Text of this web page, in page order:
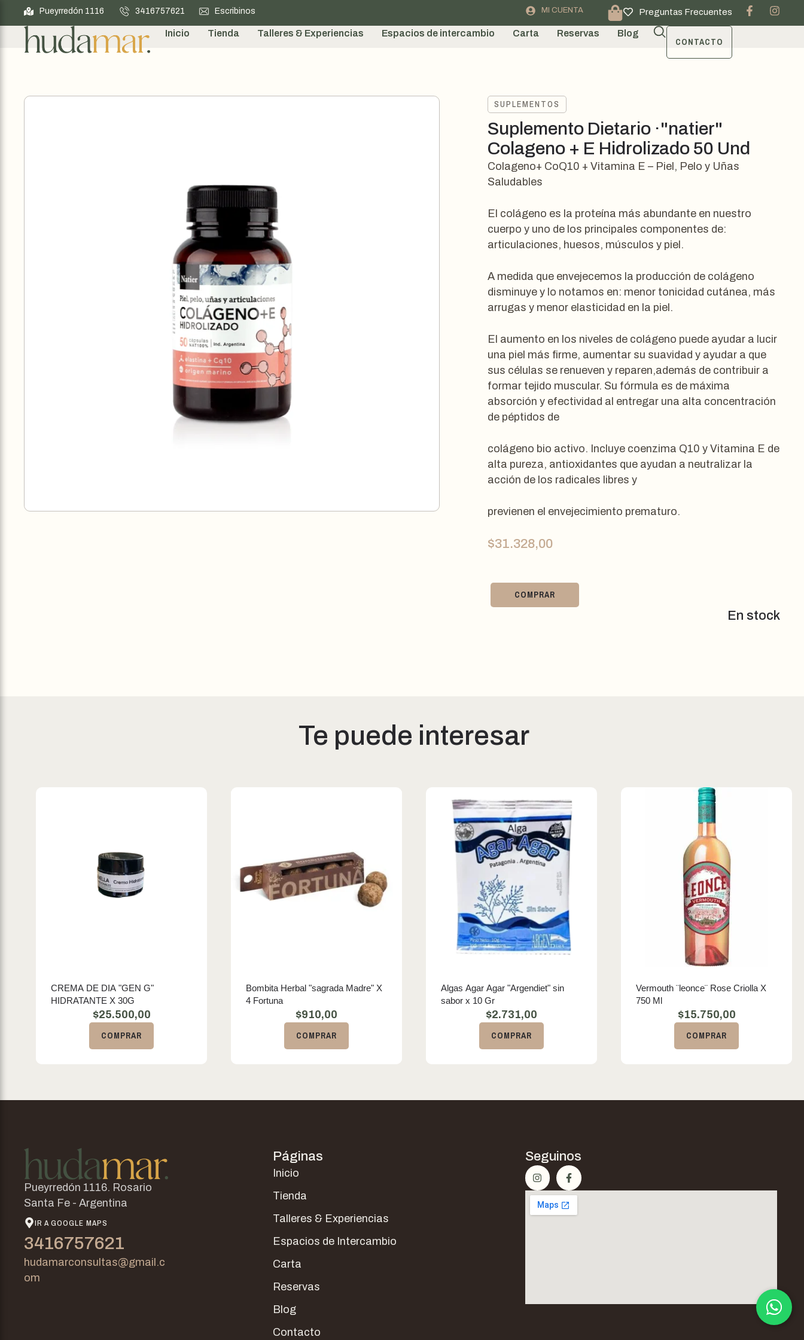
Pueyrredón 1116 3416757621 Escribinos MI CUENTA Preguntas Frecuentes
Inicio Tienda Talleres & Experiencias Espacios de intercambio Carta Reservas Blog
CONTACTO
SUPLEMENTOS
Suplemento Dietario ·"natier"
Colageno + E Hidrolizado 50 Und
Colageno+ CoQ10 + Vitamina E – Piel, Pelo y Uñas
Saludables
El colágeno es la proteína más abundante en nuestro
cuerpo y uno de los principales componentes de:
articulaciones, huesos, músculos y piel.
A medida que envejecemos la producción de colágeno
disminuye y lo notamos en: menor tonicidad cutánea, más
arrugas y menor elasticidad en la piel.
El aumento en los niveles de colágeno puede ayudar a lucir
una piel más firme, aumentar su suavidad y ayudar a que
sus células se renueven y reparen,además de contribuir a
formar tejido muscular. Su fórmula es de máxima
absorción y efectividad al entregar una alta concentración
de péptidos de
colágeno bio activo. Incluye coenzima Q10 y Vitamina E de
alta pureza, antioxidantes que ayudan a neutralizar la
acción de los radicales libres y
previenen el envejecimiento prematuro.
$31.328,00
COMPRAR
En stock
Te puede interesar
CREMA DE DIA "GEN G"
HIDRATANTE X 30G
$25.500,00
COMPRAR
Bombita Herbal "sagrada Madre" X
4 Fortuna
$910,00
COMPRAR
Algas Agar Agar "Argendiet" sin
sabor x 10 Gr
$2.731,00
COMPRAR
Vermouth ¨leonce¨ Rose Criolla X
750 Ml
$15.750,00
COMPRAR
Pueyrredón 1116. Rosario
Santa Fe - Argentina
IR A GOOGLE MAPS
3416757621
hudamarconsultas@gmail.c
om
Páginas
Inicio
Tienda
Talleres & Experiencias
Espacios de Intercambio
Carta
Reservas
Blog
Contacto
Seguinos